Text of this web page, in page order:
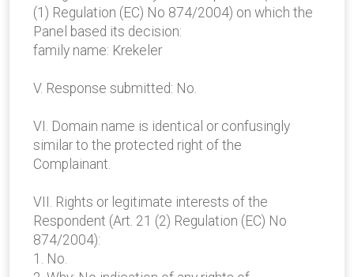
(1) Regulation (EC) No 874/2004) on which the
Panel based its decision:
family name: Krekeler
V. Response submitted: No.
VI. Domain name is identical or confusingly
similar to the protected right of the
Complainant.
VII. Rights or legitimate interests of the
Respondent (Art. 21 (2) Regulation (EC) No
874/2004):
1. No.